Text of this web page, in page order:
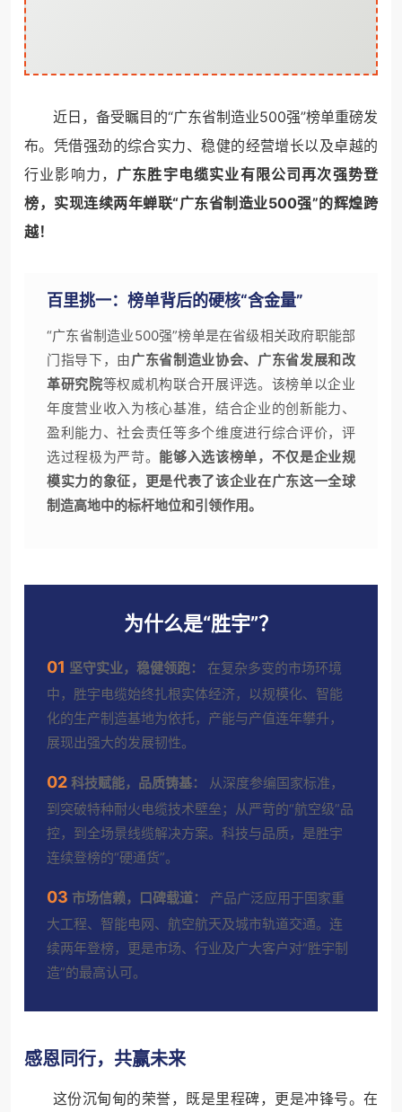
近日，备受瞩目的“广东省制造业500强”榜单重磅发
布。凭借强劲的综合实力、稳健的经营增长以及卓越的
行业影响力， 广东胜宇电缆实业有限公司再次强势登
榜，实现连续两年蝉联“广东省制造业500强”的辉煌跨
越！
百里挑一：榜单背后的硬核“含金量”
“广东省制造业500强”榜单是在省级相关政府职能部
门指导下，由广东省制造业协会、广东省发展和改
革研究院等权威机构联合开展评选。该榜单以企业
年度营业收入为核心基准，结合企业的创新能力、
盈利能力、社会责任等多个维度进行综合评价，评
选过程极为严苛。 能够入选该榜单，不仅是企业规
模实力的象征，更是代表了该企业在广东这一全球
制造高地中的标杆地位和引领作用。
为什么是“胜宇”？
01 坚守实业，稳健领跑：
在复杂多变的市场环境
中，胜宇电缆始终扎根实体经济，以规模化、智能
化的生产制造基地为依托，产能与产值连年攀升，
展现出强大的发展韧性。
02 科技赋能，品质铸基：
从深度参编国家标准，
到突破特种耐火电缆技术壁垒；从严苛的“航空级”品
控，到全场景线缆解决方案。科技与品质，是胜宇
连续登榜的“硬通货”。
03 市场信赖，口碑载道：
产品广泛应用于国家重
大工程、智能电网、航空航天及城市轨道交通。连
续两年登榜，更是市场、行业及广大客户对“胜宇制
造”的最高认可。
感恩同行，共赢未来
这份沉甸甸的荣誉，既是里程碑，更是冲锋号。在